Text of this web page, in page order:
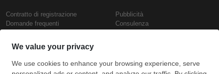
Contratto di registrazione
Domande frequenti
Presentazione
Contattaci
Termini di utilizzo
Politica di riservatezza
Pubblicità
Consulenza